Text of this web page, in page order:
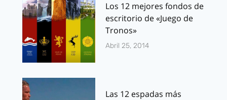
Los 12 mejores fondos de
escritorio de «Juego de
Tronos»
Abril 25, 2014
Las 12 espadas más